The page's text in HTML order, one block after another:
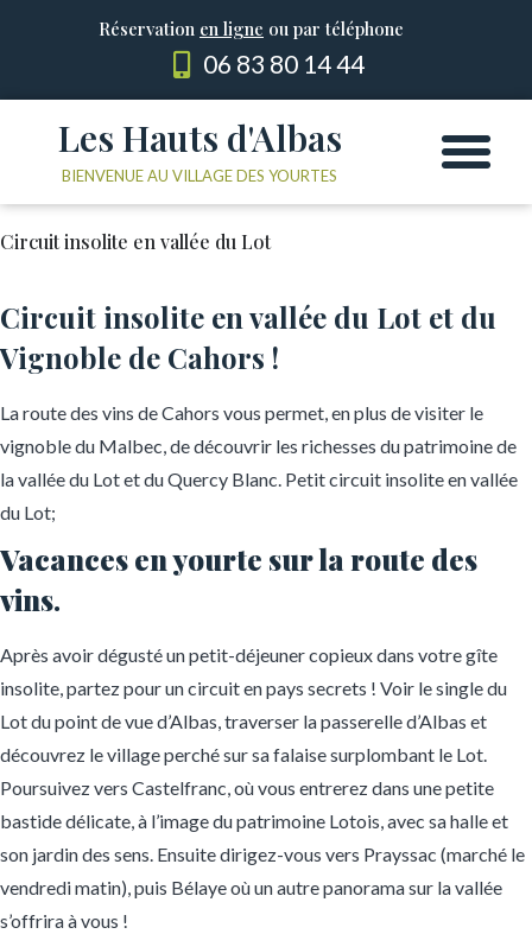
Réservation en ligne ou par téléphone
06 83 80 14 44
Les Hauts d'Albas
BIENVENUE AU VILLAGE DES YOURTES
Circuit insolite en vallée du Lot
Circuit insolite en vallée du Lot et du
Vignoble de Cahors !
La route des vins de Cahors vous permet, en plus de visiter le
vignoble du Malbec, de découvrir les richesses du patrimoine de
la vallée du Lot et du Quercy Blanc. Petit circuit insolite en vallée
du Lot;
Vacances en yourte sur la route des
vins.
Après avoir dégusté un petit-déjeuner copieux dans votre gîte
insolite, partez pour un circuit en pays secrets ! Voir le single du
Lot du point de vue d’Albas, traverser la passerelle d’Albas et
découvrez le village perché sur sa falaise surplombant le Lot.
Poursuivez vers Castelfranc, où vous entrerez dans une petite
bastide délicate, à l’image du patrimoine Lotois, avec sa halle et
son jardin des sens. Ensuite dirigez-vous vers Prayssac (marché le
vendredi matin), puis Bélaye où un autre panorama sur la vallée
s’offrira à vous !